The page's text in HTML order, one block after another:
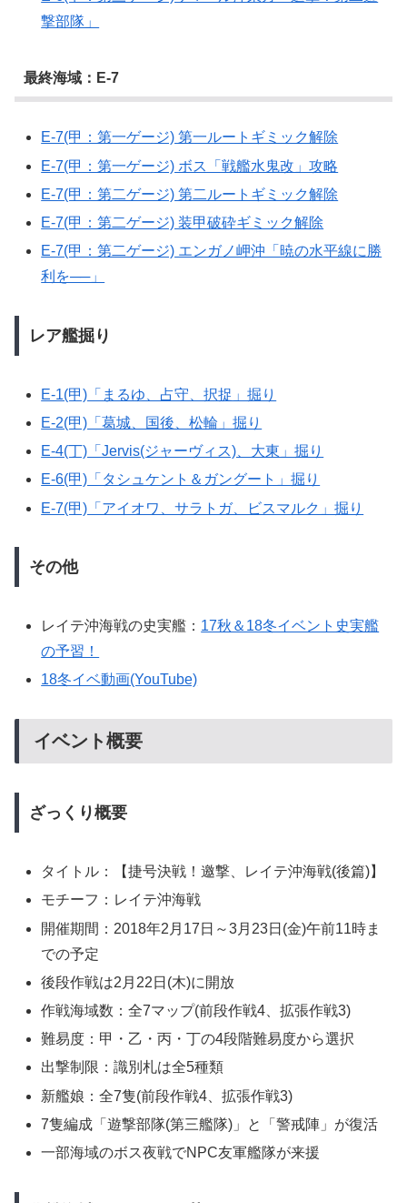
撃部隊」
最終海域：E-7
E-7(甲：第一ゲージ) 第一ルートギミック解除
E-7(甲：第一ゲージ) ボス「戦艦水鬼改」攻略
E-7(甲：第二ゲージ) 第二ルートギミック解除
E-7(甲：第二ゲージ) 装甲破砕ギミック解除
E-7(甲：第二ゲージ) エンガノ岬沖「暁の水平線に勝
利を──」
レア艦掘り
E-1(甲)「まるゆ、占守、択捉」掘り
E-2(甲)「葛城、国後、松輪」掘り
E-4(丁)「Jervis(ジャーヴィス)、大東」掘り
E-6(甲)「タシュケント＆ガングート」掘り
E-7(甲)「アイオワ、サラトガ、ビスマルク」掘り
その他
レイテ沖海戦の史実艦： 17秋＆18冬イベント史実艦
の予習！
18冬イベ動画(YouTube)
イベント概要
ざっくり概要
タイトル：【捷号決戦！邀撃、レイテ沖海戦(後篇)】
モチーフ：レイテ沖海戦
開催期間：2018年2月17日～3月23日(金)午前11時ま
での予定
後段作戦は2月22日(木)に開放
作戦海域数：全7マップ(前段作戦4、拡張作戦3)
難易度：甲・乙・丙・丁の4段階難易度から選択
出撃制限：識別札は全5種類
新艦娘：全7隻(前段作戦4、拡張作戦3)
7隻編成「遊撃部隊(第三艦隊)」と「警戒陣」が復活
一部海域のボス夜戦でNPC友軍艦隊が来援